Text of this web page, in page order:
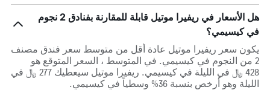
هل الأسعار في ريفيرا موتيل قابلة للمقارنة بفنادق 2 نجوم
في كيسيمي؟
يكون سعر ريفيرا موتيل عادة أقل من متوسط ​​سعر فندق مصنف
2 من النجوم في كيسيمي. في المتوسط ، السعر المتوقع هو
428 ﷼ في الليلة في كيسيمي. ريفيرا موتيل سيعطيك 277 ﷼ في
الليلة وهو أرخص بنسبة 36% وسطياً في كيسيمي.